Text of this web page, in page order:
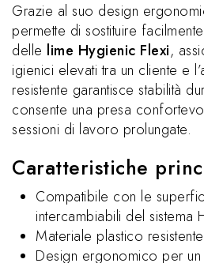
Grazie al suo design
permette di sostituire
delle lime Hygienic Flexi,
igienici elevati tra un cliente e
resistente garantisce stabilità
consente una presa
sessioni di lavoro prolungate.
Caratteristiche
Compatibile con le
intercambiabili del sistema
Materiale plastico
Design ergonomico per